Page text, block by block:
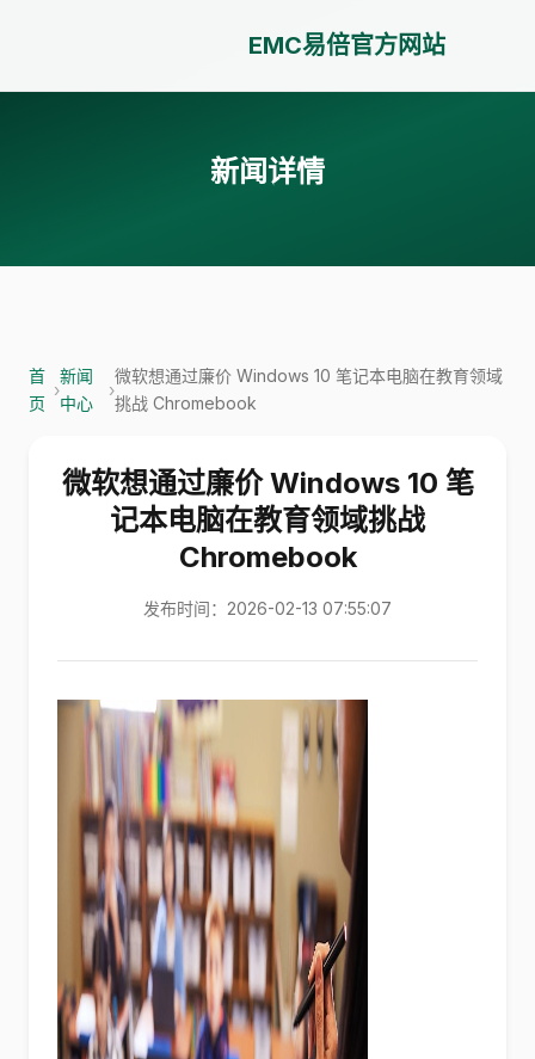
EMC易倍官方网站
新闻详情
首
页
›
新闻
中心
›
微软想通过廉价 Windows 10 笔记本电脑在教育领域
挑战 Chromebook
微软想通过廉价 Windows 10 笔
记本电脑在教育领域挑战
Chromebook
发布时间：2026-02-13 07:55:07